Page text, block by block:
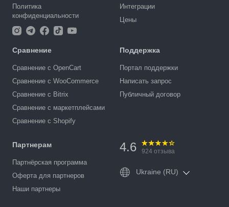
Политика
конфиденциальности
Интеграции
Цены
Сравнение
Сравнение с OpenCart
Сравнение с WooCommerce
Сравнение с Bitrix
Сравнение с маркетплейсами
Сравнение с Shopify
Поддержка
Портал поддержки
Написать запрос
Публичный договор
Партнерам
Партнёрская программа
Оферта для партнеров
Наши партнеры
4.6 924 отзыва
Ukraine (RU)